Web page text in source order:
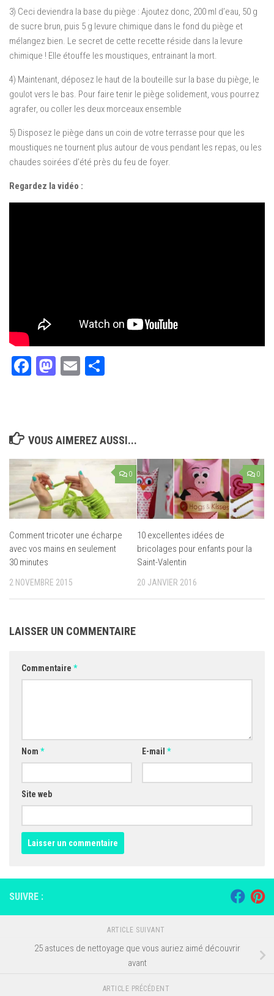
3) Ceci deviendra la base du piège : Ajoutez donc, 200 ml d’eau, 50 g
de sucre brun, puis 5 g levure chimique dans le fond du piège et
mélangez bien. Le secret de cette recette réside dans la levure
chimique ! Elle étouffe les moustiques, entrainant la mort.
4) Maintenant, déposez le haut de la bouteille sur la base du piège, le
goulot vers le bas. Pour faire tenir le piège solidement, vous pourrez
agrafer, ou coller les deux morceaux ensemble
5) Disposez le piège dans un coin de votre terrasse pour que les
moustiques ne tournent plus autour de vous pendant les repas, ou les
chaudes soirées d’été près du feu de foyer.
Regardez la vidéo :
Facebook
Mastodon
Email
VOUS AIMEREZ AUSSI...
0
Comment tricoter une écharpe
avec vos mains en seulement
30 minutes
2 NOVEMBRE 2015
0
10 excellentes idées de
bricolages pour enfants pour la
Saint-Valentin
20 JANVIER 2016
LAISSER UN COMMENTAIRE
Commentaire *
Nom * E-mail *
Site web
SUIVRE :
ARTICLE SUIVANT
25 astuces de nettoyage que vous auriez aimé découvrir
avant
ARTICLE PRÉCÉDENT